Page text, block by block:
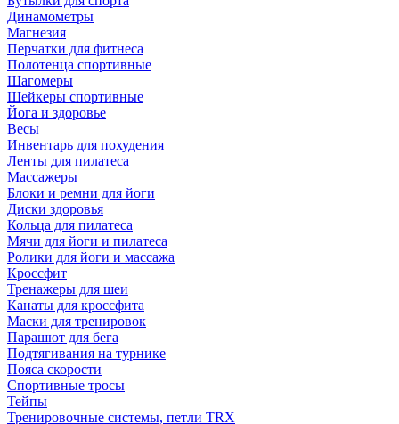
Динамометры
Магнезия
Перчатки для фитнеса
Полотенца спортивные
Шагомеры
Шейкеры спортивные
Йога и здоровье
Весы
Инвентарь для похудения
Ленты для пилатеса
Массажеры
Блоки и ремни для йоги
Диски здоровья
Кольца для пилатеса
Мячи для йоги и пилатеса
Ролики для йоги и массажа
Кроссфит
Тренажеры для шеи
Канаты для кроссфита
Маски для тренировок
Парашют для бега
Подтягивания на турнике
Пояса скорости
Спортивные тросы
Тейпы
Тренировочные системы, петли TRX